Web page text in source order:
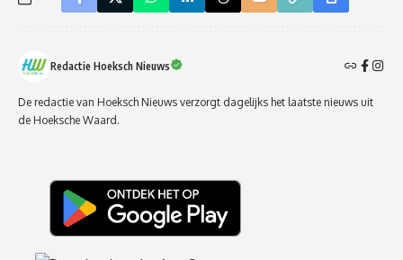
Redactie Hoeksch Nieuws
De redactie van Hoeksch Nieuws verzorgt dagelijks het laatste nieuws uit
de Hoeksche Waard.